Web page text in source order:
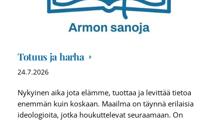
Totuus ja harha
24.7.2026
Nykyinen aika jota elämme, tuottaa ja levittää tietoa
enemmän kuin koskaan. Maailma on täynnä erilaisia
ideologioita, jotka houkuttelevat seuraamaan. On